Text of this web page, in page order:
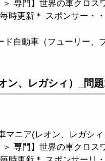
専門】世界の車クロス
時更新＊ スポンサー・・
ド自動車（フューリー
ン、レガシィ）_問
マニア(レオン、レガシ
専門】世界の車クロス